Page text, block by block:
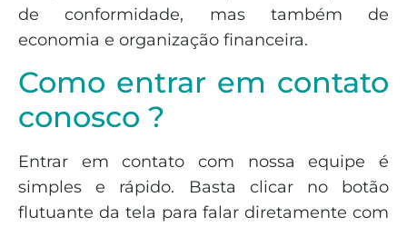
de conformidade, mas também de
economia e organização financeira.
Como entrar em contato
conosco ?
Entrar em contato com nossa equipe é
simples e rápido. Basta clicar no botão
flutuante da tela para falar diretamente com